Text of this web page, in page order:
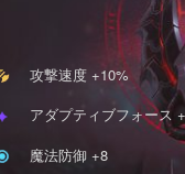
攻撃速度 +10%
アダプティブフォース
魔法防御 +8